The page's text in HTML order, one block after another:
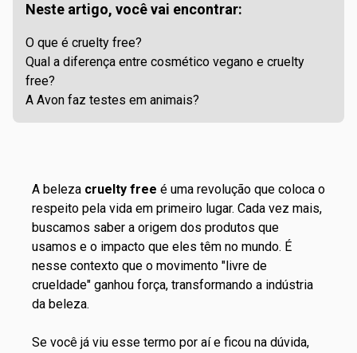
Neste artigo, você vai encontrar:
O que é cruelty free?
Qual a diferença entre cosmético vegano e cruelty
free?
A Avon faz testes em animais?
A beleza cruelty free é uma revolução que coloca o
respeito pela vida em primeiro lugar. Cada vez mais,
buscamos saber a origem dos produtos que
usamos e o impacto que eles têm no mundo. É
nesse contexto que o movimento "livre de
crueldade" ganhou força, transformando a indústria
da beleza.
Se você já viu esse termo por aí e ficou na dúvida,